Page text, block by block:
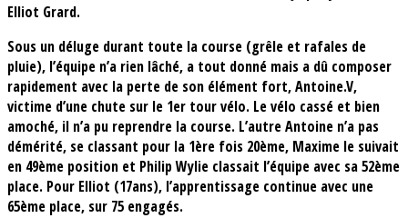
Elliot Grard.
Sous un déluge durant toute la course (grêle et rafales de
pluie), l’équipe n’a rien lâché, a tout donné mais a dû composer
rapidement avec la perte de son élément fort, Antoine.V,
victime d’une chute sur le 1er tour vélo. Le vélo cassé et bien
amoché, il n’a pu reprendre la course. L’autre Antoine n’a pas
démérité, se classant pour la 1ère fois 20ème, Maxime le suivait
en 49ème position et Philip Wylie classait l’équipe avec sa 52ème
place. Pour Elliot (17ans), l’apprentissage continue avec une
65ème place, sur 75 engagés.